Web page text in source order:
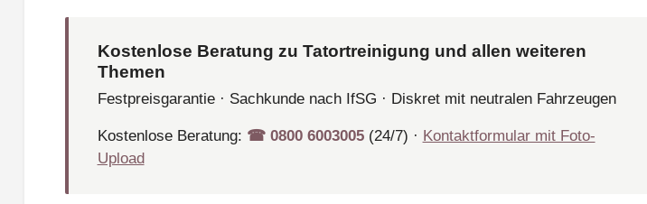
Kostenlose Beratung zu Tatortreinigung und allen weiteren
Themen
Festpreisgarantie · Sachkunde nach IfSG · Diskret mit neutralen Fahrzeugen
Kostenlose Beratung: ☎︎ 0800 6003005(24/7) · Kontaktformular mit Foto-
Upload